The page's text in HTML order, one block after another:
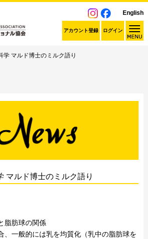
English
アカウント登録 ログイン
学 マルド博士のミルク語り
マルド博士のミルク語り
脂肪球の関係
、一般的には乳を均質化（乳中の脂肪球を